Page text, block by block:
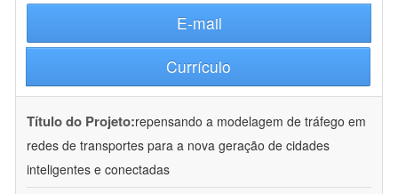
E-mail
Currículo
Título do Projeto:repensando a modelagem de tráfego em
redes de transportes para a nova geração de cidades
inteligentes e conectadas